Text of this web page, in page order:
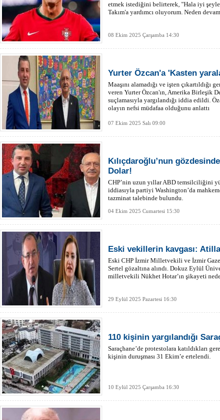
etmek istediğini belirterek, "Hala iyi
Takım'a yardımcı oluyorum. Neden
08 Ekim 2025 Çarşamba 14:30
Yurter Özcan'a 'Kasten
Maaşını alamadığı ve işten çıkartıldığı
veren Yurter Özcan'ın, Amerika Birleşik
suçlamasıyla yargılandığı iddia edildi.
olayın nefsi müdafaa olduğunu anlattı
07 Ekim 2025 Salı 09:00
Kılıçdaroğlu’nun
Dolar!
CHP’nin uzun yıllar ABD temsilciliğini
iddiasıyla partiyi Washington’da
tazminat talebinde bulundu.
04 Ekim 2025 Cumartesi 15:30
Eski vekillerin kavgası:
Eski CHP İzmir Milletvekili ve İzmir
Sertel gözaltına alındı. Dokuz Eylül
milletvekili Nükhet Hotar’ın şikayeti
29 Eylül 2025 Pazartesi 16:30
110 kişinin yargılandığı
Saraçhane’de protestolara katıldıkları
kişinin duruşması 31 Ekim’e ertelendi.
10 Eylül 2025 Çarşamba 16:30